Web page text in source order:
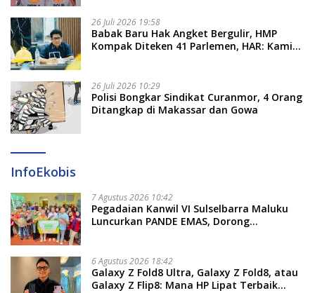
26 Juli 2026 19:58
​Babak Baru Hak Angket Bergulir, HMP
Kompak Diteken 41 Parlemen, HAR: Kami
26 Juli 2026 10:29
Polisi Bongkar Sindikat Curanmor, 4 Orang
Ditangkap di Makassar dan Gowa
InfoEkobis
7 Agustus 2026 10:42
Pegadaian Kanwil VI Sulselbarra Maluku
Luncurkan PANDE EMAS, Dorong
6 Agustus 2026 18:42
Galaxy Z Fold8 Ultra, Galaxy Z Fold8, atau
Galaxy Z Flip8: Mana HP Lipat Terbaik